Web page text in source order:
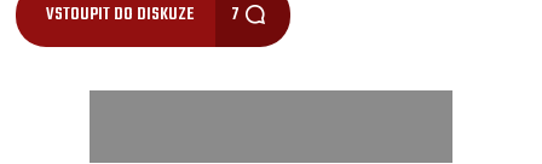
VSTOUPIT DO DISKUZE 7